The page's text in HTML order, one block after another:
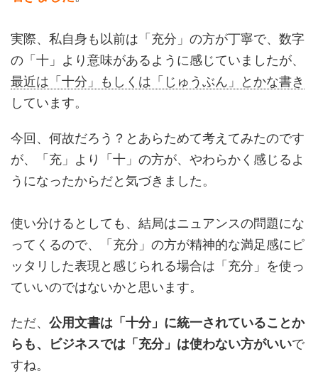
実際、私自身も以前は「充分」の方が丁寧で、数字
の「十」より意味があるように感じていましたが、
最近は「十分」もしくは「じゅうぶん」とかな書き
しています。
今回、何故だろう？とあらためて考えてみたのです
が、「充」より「十」の方が、やわらかく感じるよ
うになったからだと気づきました。
使い分けるとしても、結局はニュアンスの問題にな
ってくるので、「充分」の方が精神的な満足感にピ
ッタリした表現と感じられる場合は「充分」を使っ
ていいのではないかと思います。
ただ、 公用文書は「十分」に統一されていることか
らも、ビジネスでは「充分」は使わない方がいいで
すね。